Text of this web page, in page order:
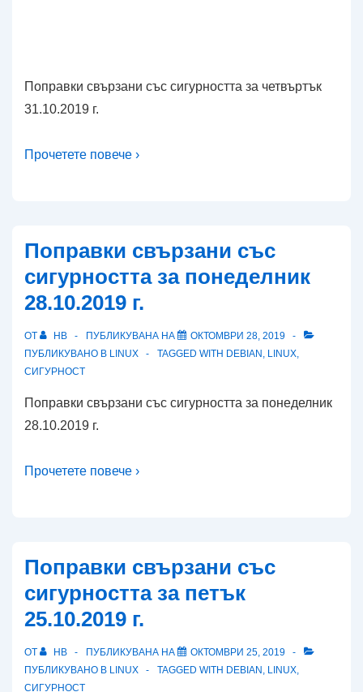
Поправки свързани със сигурността за четвъртък
31.10.2019 г.
Прочетете повече ›
Поправки свързани със
сигурността за понеделник
28.10.2019 г.
ОТ HB ПУБЛИКУВАНА НА
ОКТОМВРИ 28, 2019
ПУБЛИКУВАНО В LINUX TAGGED WITH DEBIAN , LINUX,
СИГУРНОСТ
Поправки свързани със сигурността за понеделник
28.10.2019 г.
Прочетете повече ›
Поправки свързани със
сигурността за петък
25.10.2019 г.
ОТ HB ПУБЛИКУВАНА НА
ОКТОМВРИ 25, 2019
ПУБЛИКУВАНО В LINUX TAGGED WITH DEBIAN , LINUX,
СИГУРНОСТ